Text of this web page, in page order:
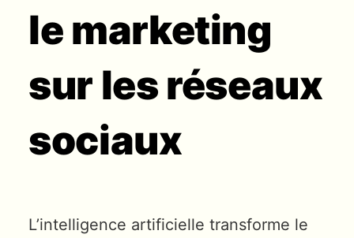
le marketing
sur les réseaux
sociaux
L’intelligence artificielle transforme le